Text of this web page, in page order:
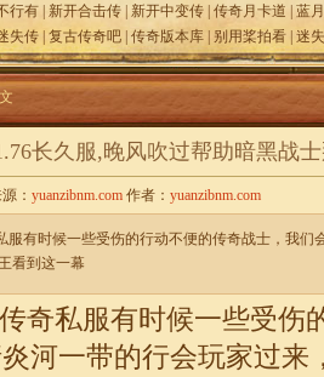
行有 新开合击传 新开中变传 传奇月卡道
蓝
失传 复古传奇吧 传奇版本库 别用桨拍看 迷
长久服,晚风吹过帮助暗黑战
： yuanzibnm.com 作者： yuanzibnm.com
服有时候一些受伤的行动不便的传奇战士，我们
看到这一幕
奇私服有时候一些受伤
河一带的行会玩家过来